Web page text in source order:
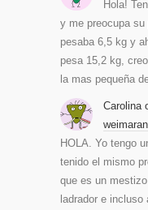
Hola!
y me preocupa su
pesaba 6,5 kg y
pesa 15,2 kg,
la mas pequeña
Carolina
HOLA. Yo tengo
tenido el mismo
que es un
ladrador e